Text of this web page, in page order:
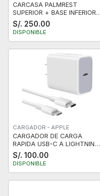
CARCASA PALMREST
SUPERIOR + BASE INFERIOR
DELL INSPIRON / VOSTRO 14
3467 3000 3465 3462 3468
3478 3476 SIN LECTOR DE
S/. 250.00
DISPONIBLE
CARGADOR - APPLE
CARGADOR DE CARGA
RAPIDA USB-C A LIGHTNING
DE 20W CON CABLE DE
CARGA
S/. 100.00
DISPONIBLE